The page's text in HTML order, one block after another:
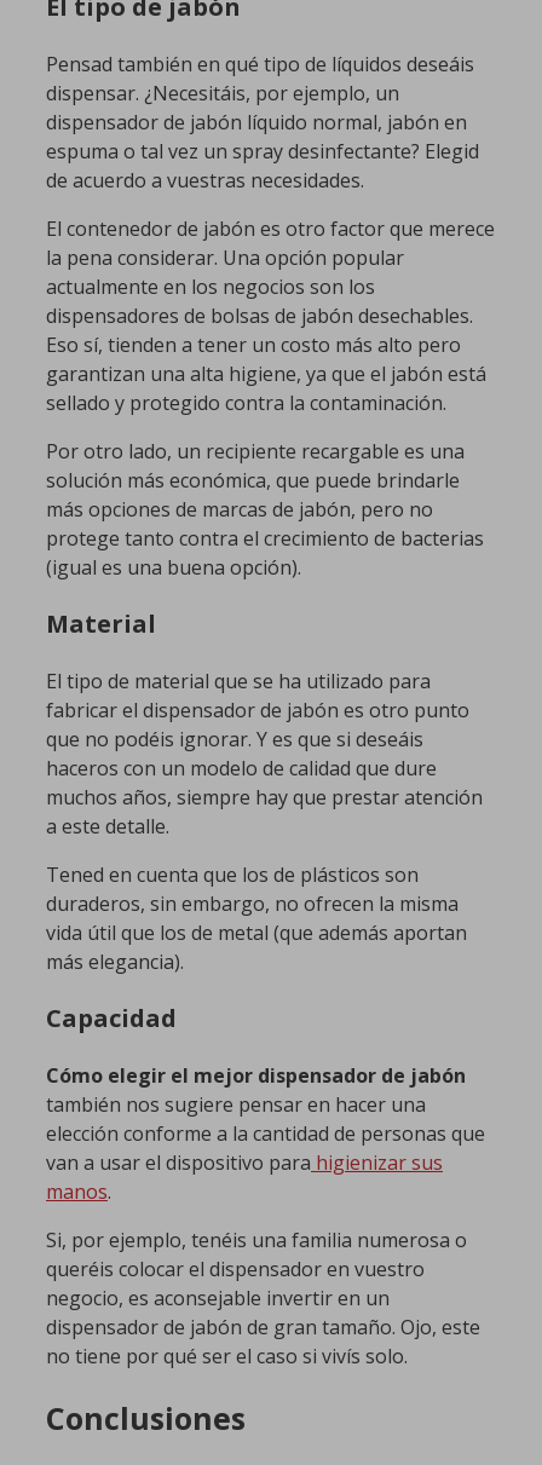
El tipo de jabón
Pensad también en qué tipo de líquidos deseáis
dispensar. ¿Necesitáis, por ejemplo, un
dispensador de jabón líquido normal, jabón en
espuma o tal vez un spray desinfectante? Elegid
de acuerdo a vuestras necesidades.
El contenedor de jabón es otro factor que merece
la pena considerar. Una opción popular
actualmente en los negocios son los
dispensadores de bolsas de jabón desechables.
Eso sí, tienden a tener un costo más alto pero
garantizan una alta higiene, ya que el jabón está
sellado y protegido contra la contaminación.
Por otro lado, un recipiente recargable es una
solución más económica, que puede brindarle
más opciones de marcas de jabón, pero no
protege tanto contra el crecimiento de bacterias
(igual es una buena opción).
Material
El tipo de material que se ha utilizado para
fabricar el dispensador de jabón es otro punto
que no podéis ignorar. Y es que si deseáis
haceros con un modelo de calidad que dure
muchos años, siempre hay que prestar atención
a este detalle.
Tened en cuenta que los de plásticos son
duraderos, sin embargo, no ofrecen la misma
vida útil que los de metal (que además aportan
más elegancia).
Capacidad
Cómo elegir el mejor dispensador de jabón
también nos sugiere pensar en hacer una
elección conforme a la cantidad de personas que
van a usar el dispositivo para higienizar sus
manos.
Si, por ejemplo, tenéis una familia numerosa o
queréis colocar el dispensador en vuestro
negocio, es aconsejable invertir en un
dispensador de jabón de gran tamaño. Ojo, este
no tiene por qué ser el caso si vivís solo.
Conclusiones